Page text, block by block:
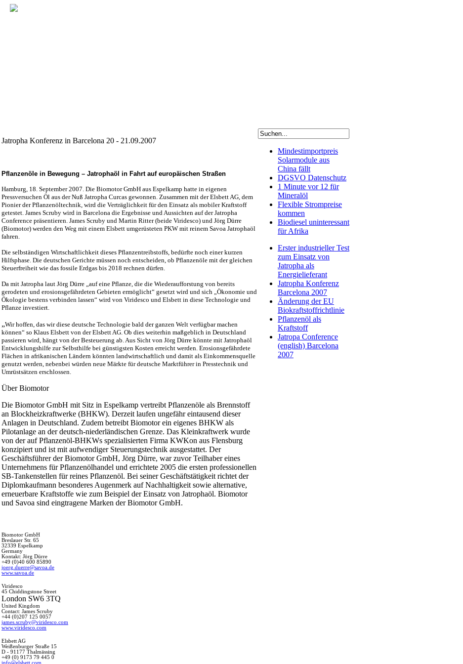
Jatropha Konferenz in Barcelona 20 - 21.09.2007
Pflanzenöle in Bewegung – Jatrophaöl in Fahrt auf europäischen Straßen
Hamburg, 18. September 2007. Die Biomotor GmbH aus Espelkamp hatte in eigenen
Pressversuchen Öl aus der Nuß Jatropha Curcas gewonnen. Zusammen mit der Elsbett AG, dem
Pionier der Pflanzenöltechnik, wird die Verträglichkeit für den Einsatz als mobiler Kraftstoff
getestet. James Scruby wird in Barcelona die Ergebnisse und Aussichten auf der Jatropha
Conference präsentieren. James Scruby und Martin Ritter (beide Viridesco) und Jörg Dürre
(Biomotor) werden den Weg mit einem Elsbett umgerüsteten PKW mit reinem Savoa Jatrophaöl
fahren.
Die selbständigen Wirtschaftlichkeit dieses Pflanzentreibstoffs, bedürfte noch einer kurzen
Hilfsphase. Die deutschen Gerichte müssen noch entscheiden, ob Pflanzenöle mit der gleichen
Steuerfreiheit wie das fossile Erdgas bis 2018 rechnen dürfen.
Da mit Jatropha laut Jörg Dürre „auf eine Pflanze, die die Wiederaufforstung von bereits
gerodeten und erosionsgefährdeten Gebieten ermöglicht“ gesetzt wird und sich „Ökonomie und
Ökologie bestens verbinden lassen“ wird von Viridesco und Elsbett in diese Technologie und
Pflanze investiert.
„Wir hoffen, das wir diese deutsche Technologie bald der ganzen Welt verfügbar machen
können“ so Klaus Elsbett von der Elsbett AG. Ob dies weiterhin maßgeblich in Deutschland
passieren wird, hängt von der Besteuerung ab. Aus Sicht von Jörg Dürre könnte mit Jatrophaöl
Entwicklungshilfe zur Selbsthilfe bei günstigsten Kosten erreicht werden. Erosionsgefährdete
Flächen in afrikanischen Ländern könnten landwirtschaftlich und damit als Einkommensquelle
genutzt werden, nebenbei würden neue Märkte für deutsche Marktführer in Presstechnik und
Umrüstsätzen erschlossen.
Über Biomotor
Die Biomotor GmbH mit Sitz in Espelkamp vertreibt Pflanzenöle als Brennstoff
an Blockheizkraftwerke (BHKW). Derzeit laufen ungefähr eintausend dieser
Anlagen in Deutschland. Zudem betreibt Biomotor ein eigenes BHKW als
Pilotanlage an der deutsch-niederländischen Grenze. Das Kleinkraftwerk wurde
von der auf Pflanzenöl-BHKWs spezialisierten Firma KWKon aus Flensburg
konzipiert und ist mit aufwendiger Steuerungstechnik ausgestattet. Der
Geschäftsführer der Biomotor GmbH, Jörg Dürre, war zuvor Teilhaber eines
Unternehmens für Pflanzenölhandel und errichtete 2005 die ersten professionellen
SB-Tankenstellen für reines Pflanzenöl. Bei seiner Geschäftstätigkeit richtet der
Diplomkaufmann besonderes Augenmerk auf Nachhaltigkeit sowie alternative,
erneuerbare Kraftstoffe wie zum Beispiel der Einsatz von Jatrophaöl. Biomotor
und Savoa sind eingtragene Marken der Biomotor GmbH.
Biomotor GmbH
Breslauer Str. 65
32339 Espelkamp
Germany
Kontakt: Jörg Dürre
+49 (0)40 600 85890
joerg.duerre@savoa.de
www.savoa.de
Viridesco
45 Chiddingstone Street
London SW6 3TQ
United Kingdom
Contact: James Scruby
+44 (0)207 125 0057
james.scruby@viridesco.com
www.viridesco.com
Elsbett AG
Weißenburger Straße 15
D - 91177 Thalmässing
+49 (0) 9173 79 445 0
info@elsbett.com
Mindestimportpreis
Solarmodule aus
China fällt
DGSVO Datenschutz
1 Minute vor 12 für
Mineralöl
Flexible Strompreise
kommen
Biodiesel uninteressant
für Afrika
Erster industrieller Test
zum Einsatz von
Jatropha als
Energielieferant
Jatropha Konferenz
Barcelona 2007
Änderung der EU
Biokraftstoffrichtlinie
Pflanzenöl als
Kraftstoff
Jatropa Conference
(english) Barcelona
2007